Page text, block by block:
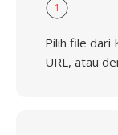
1
Pilih file dari
URL, atau